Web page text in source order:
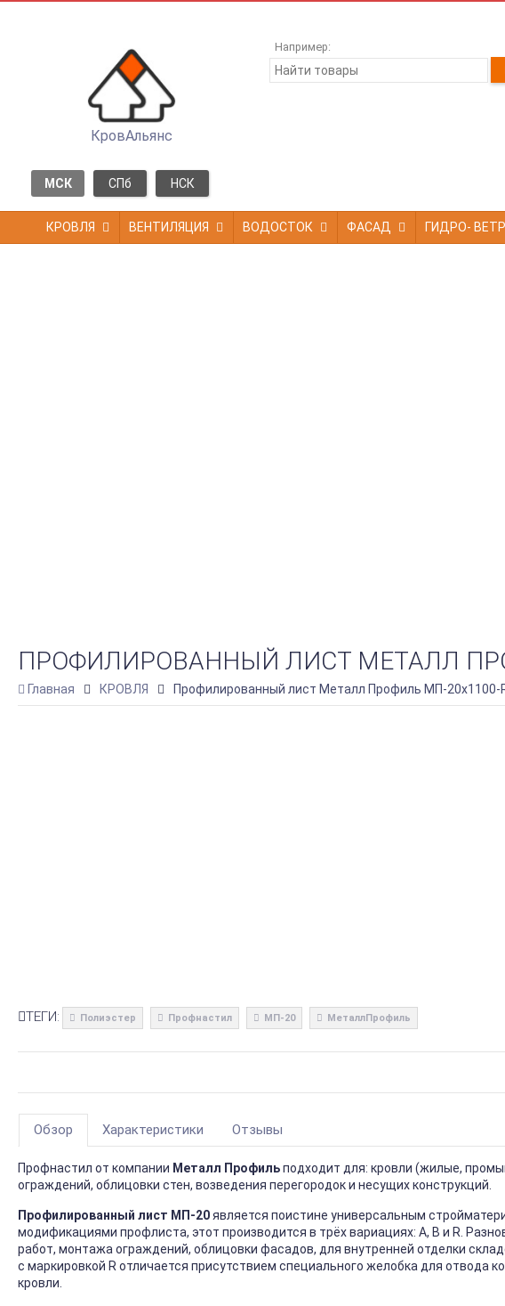
КровАльянс
МСК СПб НСК
Например:
КРОВЛЯ ВЕНТИЛЯЦИЯ ВОДОСТОК ФАСАД ГИДРО-
ПРОФИЛИРОВАННЫЙ ЛИСТ МЕТАЛЛ
Главная КРОВЛЯ Профилированный лист Металл Профиль МП-20х1100-
ТЕГИ: Полиэстер Профнастил МП-20 МеталлПрофиль
Обзор Характеристики Отзывы
Профнастил от компании Металл Профильподходит для: кровли (жилые,
ограждений, облицовки стен, возведения перегородок и несущих конструкций.
Профилированный лист МП-20является поистине универсальным
модификациями профлиста, этот производится в трёх вариациях: А, В и R.
работ, монтажа ограждений, облицовки фасадов, для внутренней отделки
с маркировкой R отличается присутствием специального желобка для отвода
кровли.